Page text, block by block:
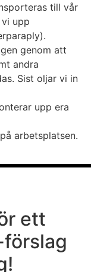
till vår
upp
genom att
andra
Sist oljar vi in
upp era
arbetsplatsen.
ett